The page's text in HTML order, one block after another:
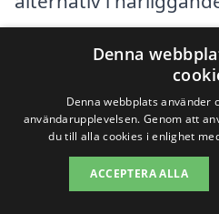
erbjuda
konkurrenskraftiga
överväga att söka
i städer som ligger i
Mariestad? Här är
kan hitta experter
Denna
Denna webbplats använder
användarupplevelsen. Genom att
du till alla cookies i enlighet
ACCEPTERA ALLA